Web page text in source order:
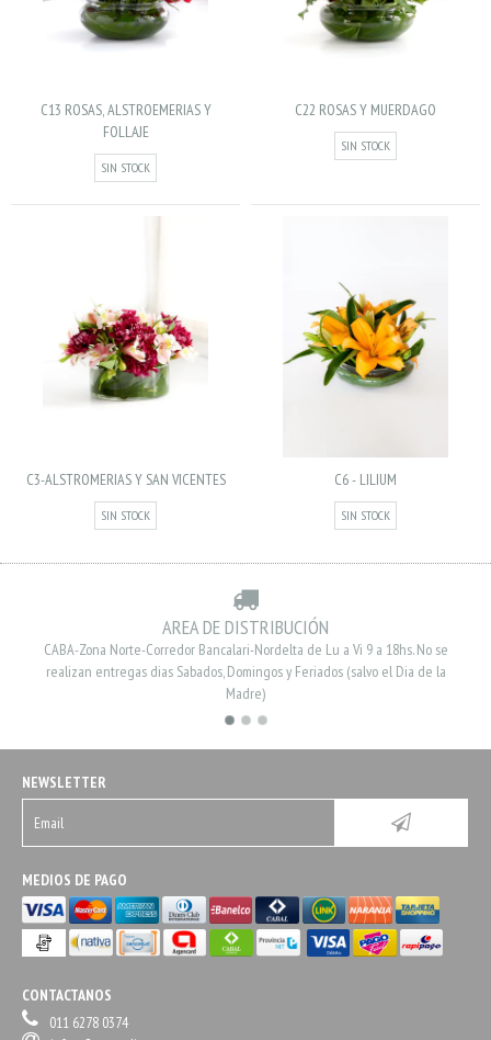
C13 ROSAS, ALSTROEMERIAS Y
FOLLAJE
SIN STOCK
C22 ROSAS Y MUERDAGO
SIN STOCK
C3-ALSTROMERIAS Y SAN VICENTES
SIN STOCK
C6 - LILIUM
SIN STOCK
AREA DE DISTRIBUCIÓN
CABA-Zona Norte-Corredor Bancalari-Nordelta de Lu a Vi 9 a 18hs. No se
realizan entregas dias Sabados, Domingos y Feriados (salvo el Dia de la
Madre)
NEWSLETTER
MEDIOS DE PAGO
CONTACTANOS
011 6278 0374